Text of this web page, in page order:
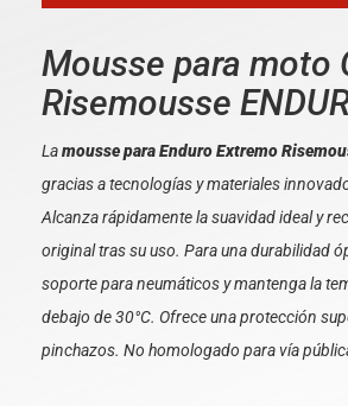
Mousse para moto
Risemousse
Lamousse para Enduro Extremo
gracias a tecnologías y materiales
Alcanza rápidamente la suavidad ideal y
original tras su uso. Para una durabilidad
soporte para neumáticos y mantenga la
debajo de 30°C. Ofrece una protección
pinchazos. No homologado para vía